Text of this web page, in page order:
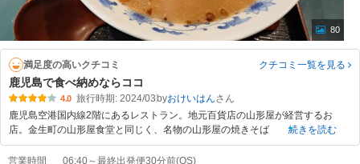
80
満足度の高いクチコミ クチコミ一覧を見る
鹿児島で食べ納めならココ
4.0 旅行時期: 2024/03 byおけいはん
鹿児島空港国内線2階にあるレストラン。地元百貨店の山形屋が経営するお
店。金生町の山形屋食堂と同じく、名物の山形屋の焼きそば
続きを読む
営業時間
06:40～最終出発便30分前(OS)